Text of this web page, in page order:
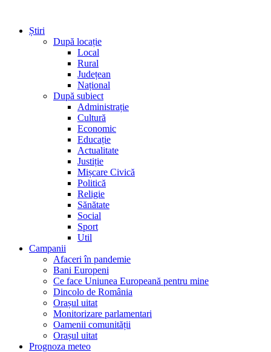
Știri
După locație
Local
Rural
Județean
Național
După subiect
Administrație
Cultură
Economic
Educație
Actualitate
Justiție
Mișcare Civică
Politică
Religie
Sănătate
Social
Sport
Util
Campanii
Afaceri în pandemie
Bani Europeni
Ce face Uniunea Europeană pentru mine
Dincolo de România
Orașul uitat
Monitorizare parlamentari
Oamenii comunității
Orașul uitat
Prognoza meteo